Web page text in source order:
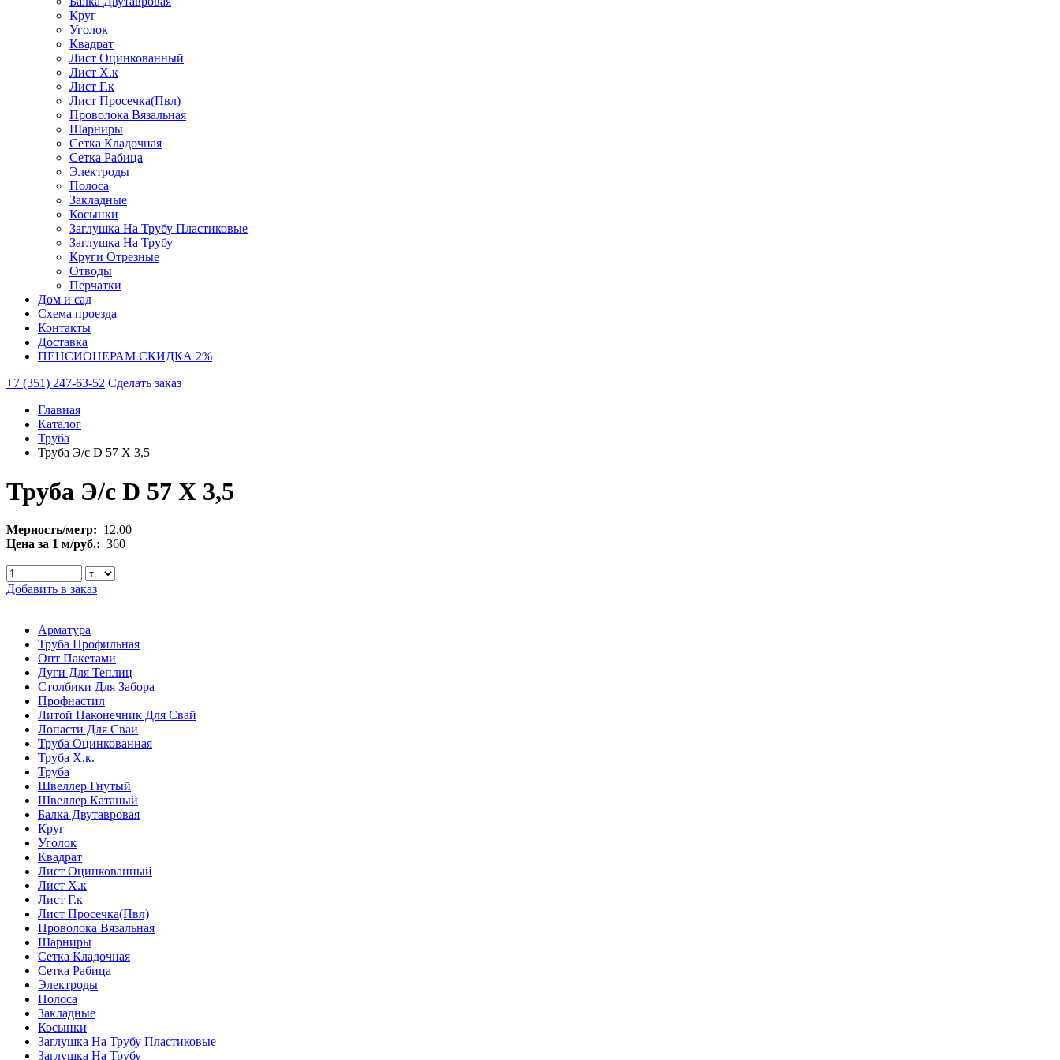
Круг
Уголок
Квадрат
Лист Оцинкованный
Лист Х.к
Лист Г.к
Лист Просечка(Пвл)
Проволока Вязальная
Шарниры
Сетка Кладочная
Сетка Рабица
Электроды
Полоса
Закладные
Косынки
Заглушка На Трубу Пластиковые
Заглушка На Трубу
Круги Отрезные
Отводы
Перчатки
Дом и сад
Схема проезда
Контакты
Доставка
ПЕНСИОНЕРАМ СКИДКА 2%
+7 (351) 247-63-52 Сделать заказ
Главная
Каталог
Труба
Труба Э/с D 57 Х 3,5
Труба Э/с D 57 Х 3,5
Мерность/метр: 12.00
Цена за 1 м/руб.: 360
Добавить в заказ
Арматура
Труба Профильная
Опт Пакетами
Дуги Для Теплиц
Столбики Для Забора
Профнастил
Литой Наконечник Для Свай
Лопасти Для Сваи
Труба Оцинкованная
Труба Х.к.
Труба
Швеллер Гнутый
Швеллер Катаный
Балка Двутавровая
Круг
Уголок
Квадрат
Лист Оцинкованный
Лист Х.к
Лист Г.к
Лист Просечка(Пвл)
Проволока Вязальная
Шарниры
Сетка Кладочная
Сетка Рабица
Электроды
Полоса
Закладные
Косынки
Заглушка На Трубу Пластиковые
Заглушка На Трубу